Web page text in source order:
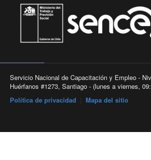
Servicio Nacional de Capacitación y Empleo -
Huérfanos #1273, Santiago - (lunes a viernes,
Política de privacidad
Mapa del sitio